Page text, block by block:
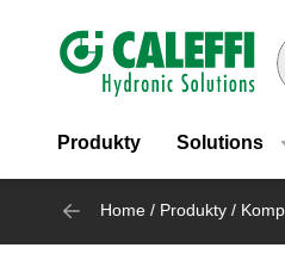
Header main
Produkty Solutions
Home / Produkty /